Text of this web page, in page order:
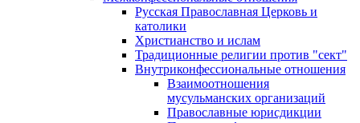
Русская Православная Церковь и
католики
Христианство и ислам
Традиционные религии против "сект"
Внутриконфессиональные отношения
Взаимоотношения
мусульманских организаций
Православные юрисдикции